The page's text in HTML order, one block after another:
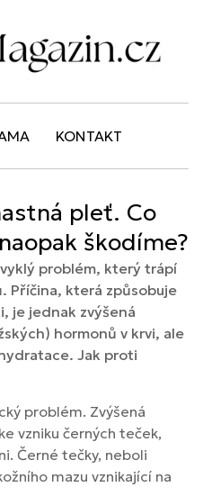
KONTAKT
pleť. Co
škodíme?
problém, který trápí
Příčina, která způsobuje
je jednak zvýšená
hormonů v krvi, ale
Jak proti
problém. Zvýšená
vzniku černých teček,
Černé tečky, neboli
mazu vznikající na